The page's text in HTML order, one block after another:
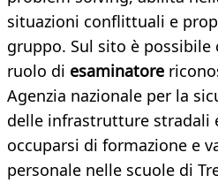
situazioni conflittuali e
gruppo. Sul sito è possibile
ruolo di esaminatore
Agenzia nazionale per la
delle infrastrutture stradali
occuparsi di formazione e
personale nelle scuole di